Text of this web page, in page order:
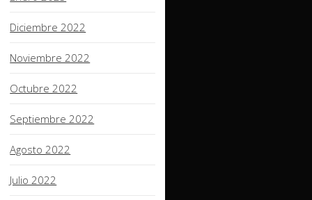
Diciembre 2022
Noviembre 2022
Octubre 2022
Septiembre 2022
Agosto 2022
Julio 2022